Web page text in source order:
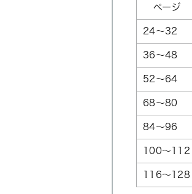
ページ
24～32
36～48
52～64
68～80
84～96
100～112
116～128